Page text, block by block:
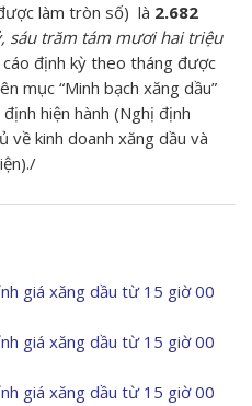
làm tròn số) là 2.682
sáu trăm tám mươi hai triệu
định kỳ theo tháng được
mục “Minh bạch xăng dầu”
hiện hành (Nghị định
về kinh doanh xăng dầu và
giá xăng dầu từ 15 giờ 00
giá xăng dầu từ 15 giờ 00
giá xăng dầu từ 15 giờ 00